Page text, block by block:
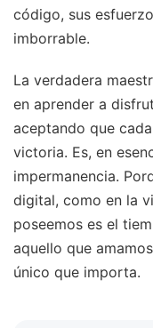
código, sus
imborrable.
La verdadera
en aprender a
aceptando que
victoria. Es, en
impermanencia.
digital, como en la
poseemos es el
aquello que
único que importa.